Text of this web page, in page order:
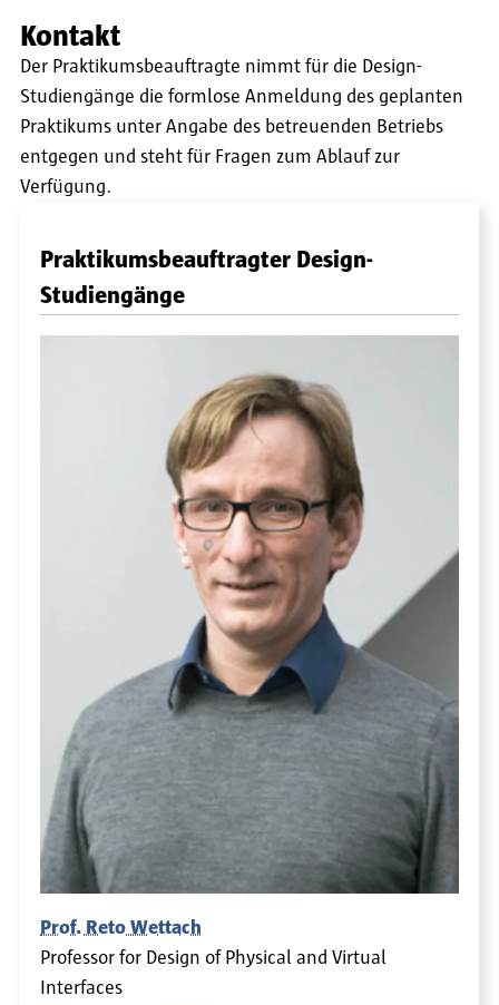
Kontakt
Der Praktikumsbeauftragte nimmt für die Design-
Studiengänge die formlose Anmeldung des geplanten
Praktikums unter Angabe des betreuenden Betriebs
entgegen und steht für Fragen zum Ablauf zur
Verfügung.
Praktikumsbeauftragter Design-
Studiengänge
Prof. Reto Wettach
Professor for Design of Physical and Virtual
Interfaces